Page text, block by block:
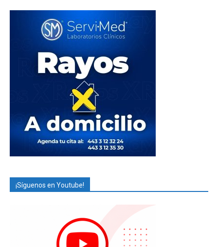
¡Síguenos en Youtube!